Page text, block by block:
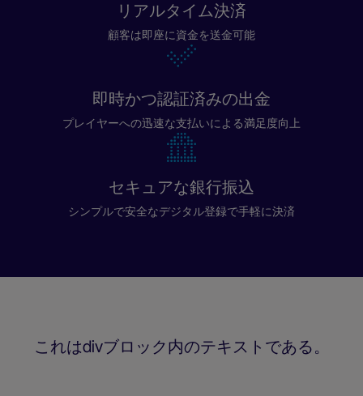
リアルタイム決済
顧客は即座に資金を送金可能
即時かつ認証済みの出金
プレイヤーへの迅速な支払いによる満足度向上
セキュアな銀行振込
シンプルで安全なデジタル登録で手軽に決済
これはdivブロック内のテキストである。